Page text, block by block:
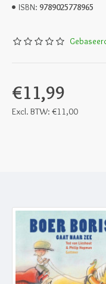
ISBN: 9789025778965
€11,99
Excl. BTW: €11,00